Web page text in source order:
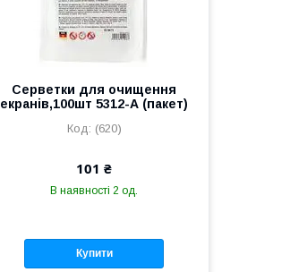
Серветки для очищення
екранів,100шт 5312-А (пакет)
(620)
101 ₴
В наявності 2 од.
Купити